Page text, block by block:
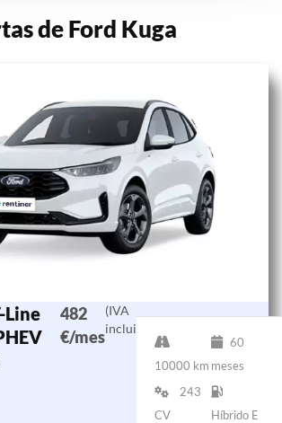
de Ford Kuga
Line
482
€/mes
(IVA
incluido)
10000 km
60
meses
243
CV
Híbrido E